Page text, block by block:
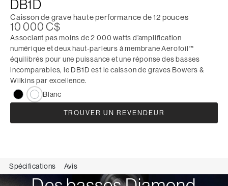
DB1D
Caisson de grave haute performance de 12 pouces
10 000 C$
Associant pas moins de 2 000 watts d’amplification
numérique et deux haut-parleurs à membrane Aerofoil™
équilibrés pour une puissance et une réponse des basses
incomparables, le DB1D est le caisson de graves Bowers &
Wilkins par excellence.
Blanc
TROUVER UN REVENDEUR
Spécifications Avis